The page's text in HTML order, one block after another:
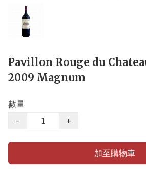
Pavillon Rouge du
2009 Magnum
數量
−
+
加至購物車